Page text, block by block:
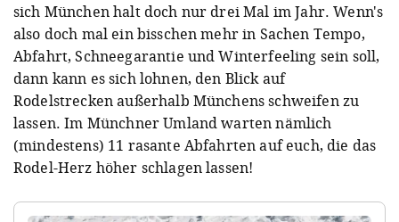
sich München halt doch nur drei Mal im Jahr. Wenn's
also doch mal ein bisschen mehr in Sachen Tempo,
Abfahrt, Schneegarantie und Winterfeeling sein soll,
dann kann es sich lohnen, den Blick auf
Rodelstrecken außerhalb Münchens schweifen zu
lassen. Im Münchner Umland warten nämlich
(mindestens) 11 rasante Abfahrten auf euch, die das
Rodel-Herz höher schlagen lassen!